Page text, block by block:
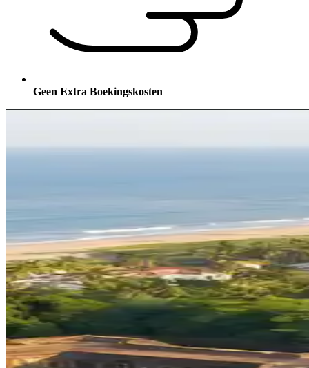
Geen Extra Boekingskosten